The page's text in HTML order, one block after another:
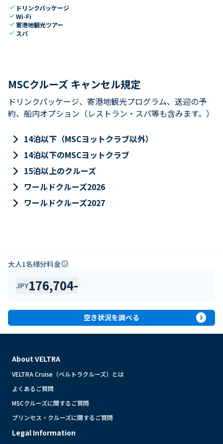
check ドリンクパッケージ
checkWi-Fi
check寄港地観光ツアー
check スパ
MSCクルーズ キャンセル規定
ドリンクパッケージ、寄港地観光プログラム、送迎の予
約、船内オプション（レストラン・スパ等も含みます。）
keyboard_arrow_right 14泊以下（MSCヨットクラブ以外）
keyboard_arrow_right 14泊以下のMSCヨットクラブ
keyboard_arrow_right 15泊以上のクルーズ
keyboard_arrow_right ワールドクルーズ2026
keyboard_arrow_right ワールドクルーズ2027
大人1名様分料金info
JPY176,704-
空き状況を調べる expand_circle_right
About VELTRA
VELTRA Cruise（ベルトラクルーズ）とは
よくあるご質問
MSCクルーズに関するご質問
プリンセス・クルーズに関するご質問
Legal Information